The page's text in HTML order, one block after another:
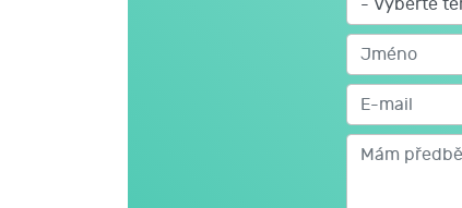
Kolik minut má trvat standardní
Intonace = základ telefonické
Postoj a hlas – důležitý faktor k